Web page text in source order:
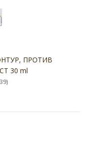
ПРОТИВ
30 ml